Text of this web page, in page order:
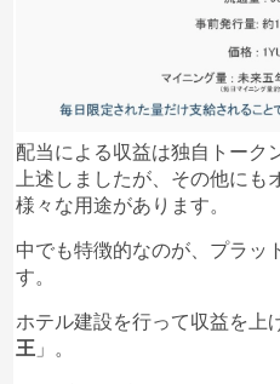
配当による収益は独自トーク
上述しましたが、その他に
様々な用途があります。
中でも特徴的なのが、プラッ
す。
ホテル建設を行って収益を上
王 」。